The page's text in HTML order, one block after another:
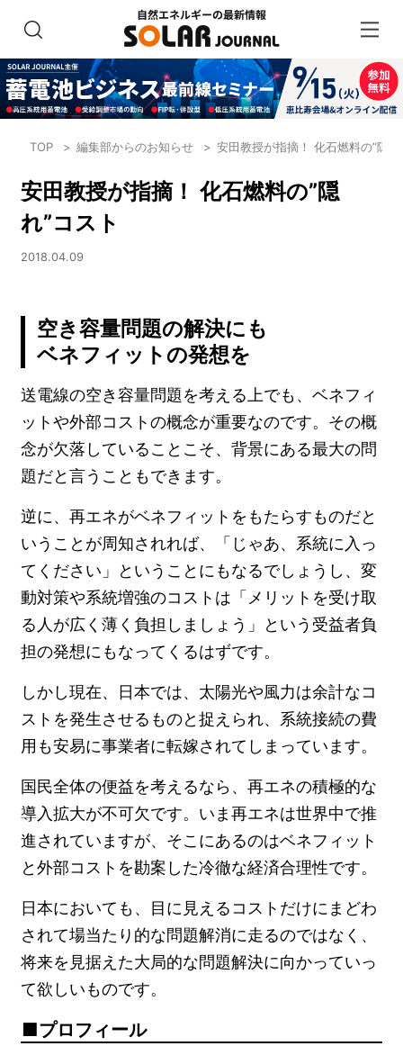
TOP 編集部からのお知らせ 安田教授が指摘！ 化石燃料の”隠れ
安田教授が指摘！ 化石燃料の”隠
れ”コスト
2018.04.09
空き容量問題の解決にも
ベネフィットの発想を
送電線の空き容量問題を考える上でも、ベネフィ
ットや外部コストの概念が重要なのです。その概
念が欠落していることこそ、背景にある最大の問
題だと言うこともできます。
逆に、再エネがベネフィットをもたらすものだと
いうことが周知されれば、「じゃあ、系統に入っ
てください」ということにもなるでしょうし、変
動対策や系統増強のコストは「メリットを受け取
る人が広く薄く負担しましょう」という受益者負
担の発想にもなってくるはずです。
しかし現在、日本では、太陽光や風力は余計なコ
ストを発生させるものと捉えられ、系統接続の費
用も安易に事業者に転嫁されてしまっています。
国民全体の便益を考えるなら、再エネの積極的な
導入拡大が不可欠です。いま再エネは世界中で推
進されていますが、そこにあるのはベネフィット
と外部コストを勘案した冷徹な経済合理性です。
日本においても、目に見えるコストだけにまどわ
されて場当たり的な問題解消に走るのではなく、
将来を見据えた大局的な問題解決に向かっていっ
て欲しいものです。
プロフィール